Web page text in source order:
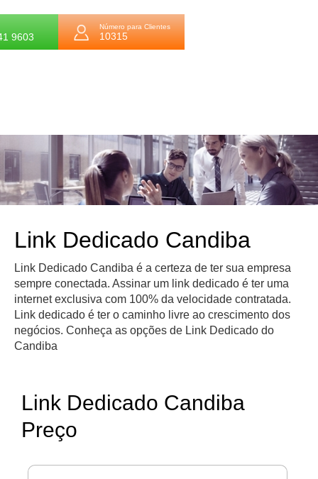
9603
Número para Clientes
10315
Link Dedicado Candiba
Link Dedicado Candiba é a certeza de ter sua empresa
sempre conectada. Assinar um link dedicado é ter uma
internet exclusiva com 100% da velocidade contratada.
Link dedicado é ter o caminho livre ao crescimento dos
negócios. Conheça as opções de Link Dedicado do
Candiba
Link Dedicado Candiba
Preço